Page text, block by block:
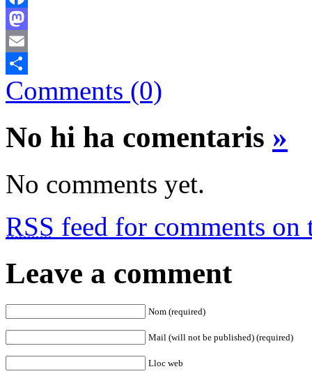
Facebook
Mastodon
Email
Comparteix
Comments (0)
No hi ha comentaris »
No comments yet.
RSS feed for comments on
Leave a comment
Nom (required)
Mail (will not be published) (required)
Lloc web